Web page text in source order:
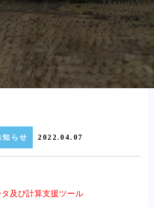
知らせ 2022.04.07
及び計算支援ツール